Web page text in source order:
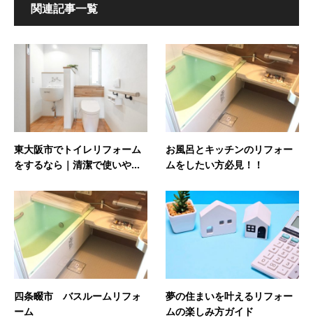
関連記事一覧
東大阪市でトイレリフォーム
をするなら｜清潔で使いや...
お風呂とキッチンのリフォー
ムをしたい方必見！！
四条畷市 バスルームリフォ
ーム
夢の住まいを叶えるリフォー
ムの楽しみ方ガイド